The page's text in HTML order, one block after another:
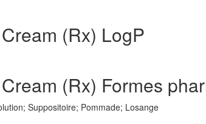
(Rx) LogP
(Rx) Formes
Suppositoire; Pommade; Losange